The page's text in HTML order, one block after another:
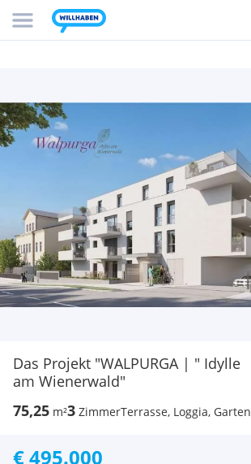
Das Projekt "WALPURGA | " Idylle
am Wienerwald"
75,25 m²3 ZimmerTerrasse, Loggia, Garten
€ 495.000